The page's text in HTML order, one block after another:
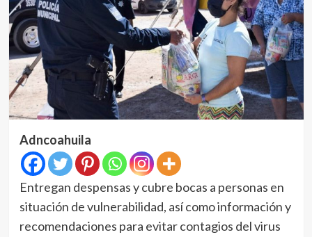
Adncoahuila
Entregan despensas y cubre bocas a personas en
situación de vulnerabilidad, así como información y
recomendaciones para evitar contagios del virus